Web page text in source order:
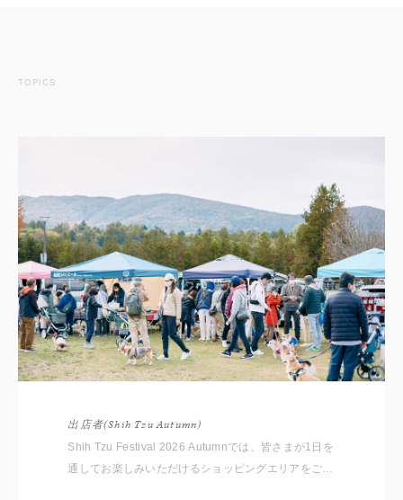
TOPICS
出店者(Shih Tzu Autumn)
Shih Tzu Festival 2026 Autumnでは、皆さまが1日を
通してお楽しみいただけるショッピングエリアをご用